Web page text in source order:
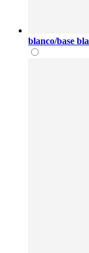
blanco/base